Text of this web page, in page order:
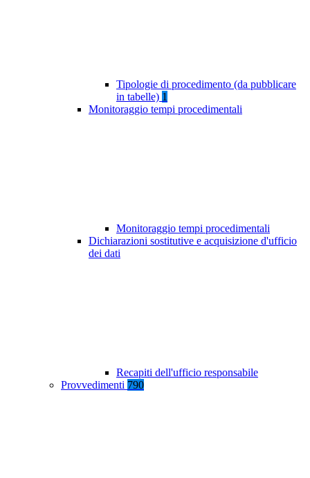
Tipologie di procedimento (da pubblicare
in tabelle) 1
Monitoraggio tempi procedimentali
Monitoraggio tempi procedimentali
Dichiarazioni sostitutive e acquisizione d'ufficio
dei dati
Recapiti dell'ufficio responsabile
Provvedimenti 790